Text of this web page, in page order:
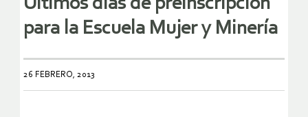
para la Escuela Mujer y Minería
26 FEBRERO, 2013